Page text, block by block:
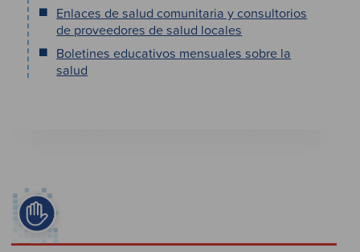
Enlaces de salud comunitaria y consultorios
de proveedores de salud locales
Boletines educativos mensuales sobre la
salud